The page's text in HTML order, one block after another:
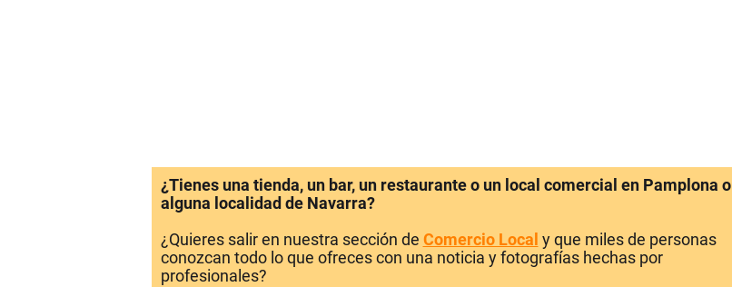
¿Tienes una tienda, un bar, un restaurante o un local comercial en Pamplona o
alguna localidad de Navarra?
¿Quieres salir en nuestra sección de Comercio Local y que miles de personas
conozcan todo lo que ofreces con una noticia y fotografías hechas por
profesionales?